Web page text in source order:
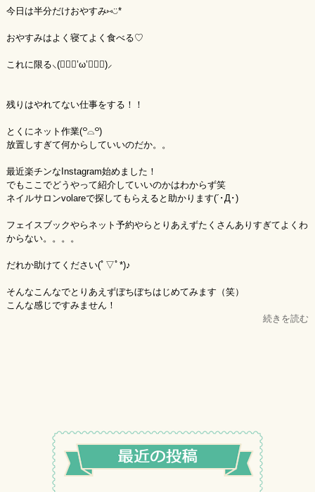
今日は半分だけおやすみ⑅◡̈*
おやすみはよく寝てよく食べる♡
これに限る⸜(๑⃙⃘’ω’๑⃙⃘)⸝
残りはやれてない仕事をする！！
とくにネット作業(꒪⌓꒪)
放置しすぎて何からしていいのだか。。
最近楽チンなInstagram始めました！
でもここでどうやって紹介していいのかはわからず笑
ネイルサロンvolareで探してもらえると助かります(´･Д･)
フェイスブックやらネット予約やらとりあえずたくさんありすぎてよくわ
からない。。。。
だれか助けてください(ﾟ▽ﾟ*)♪
そんなこんなでとりあえずぼちぼちはじめてみます（笑）
こんな感じですみません！
続きを読む